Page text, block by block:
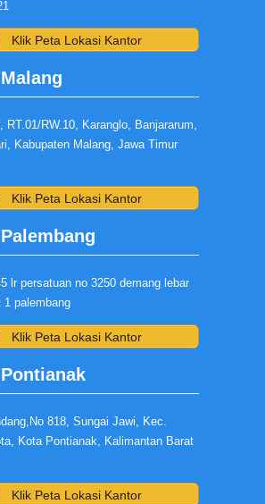
Klik Peta Lokasi Kantor
RT.01/RW.10, Karanglo, Banjararum,
Kabupaten Malang, Jawa Timur
Klik Peta Lokasi Kantor
lr persatuan no 3250 demang lebar
1 palembang
Klik Peta Lokasi Kantor
818, Sungai Jawi, Kec.
Kota Pontianak, Kalimantan Barat
Klik Peta Lokasi Kantor